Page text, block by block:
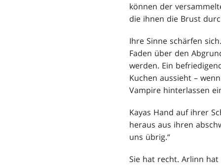
können der
die ihnen die Brust
Ihre Sinne schärfen
Faden über den
werden. Ein
Kuchen aussieht –
Vampire hinterlassen
Kayas Hand auf ihrer
heraus aus ihren
uns übrig.“
Sie hat recht. Arlinn